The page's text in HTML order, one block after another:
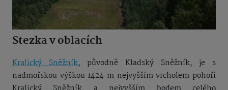
Stezka v oblacích
Kralický Sněžník, původně Kladský Sněžník, je s
nadmořskou výškou 1424 m nejvyšším vrcholem pohoří